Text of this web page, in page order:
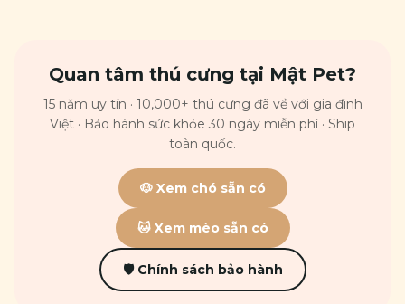
Quan tâm thú cưng tại Mật Pet?
15 năm uy tín · 10,000+ thú cưng đã về với gia đình
Việt · Bảo hành sức khỏe 30 ngày miễn phí · Ship
toàn quốc.
🐶 Xem chó sẵn có
🐱 Xem mèo sẵn có
🛡 Chính sách bảo hành